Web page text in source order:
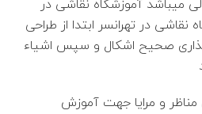
میباشد آموزشگاه نقاشی در
در تهرانسر ابتدا از طراحی
گذاری صحیح اشکال و سپس اشیاء
و مرایا جهت آموزش